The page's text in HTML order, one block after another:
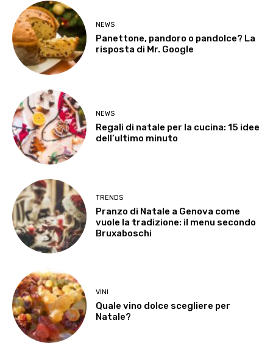
NEWS
Panettone, pandoro o pandolce? La
risposta di Mr. Google
NEWS
Regali di natale per la cucina: 15 idee
dell’ultimo minuto
TRENDS
Pranzo di Natale a Genova come
vuole la tradizione: il menu secondo
Bruxaboschi
VINI
Quale vino dolce scegliere per
Natale?